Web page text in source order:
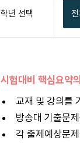
학년 선택
험대비 핵심요약
교재 및 강의를
방송대 기출문
각 출제예상문